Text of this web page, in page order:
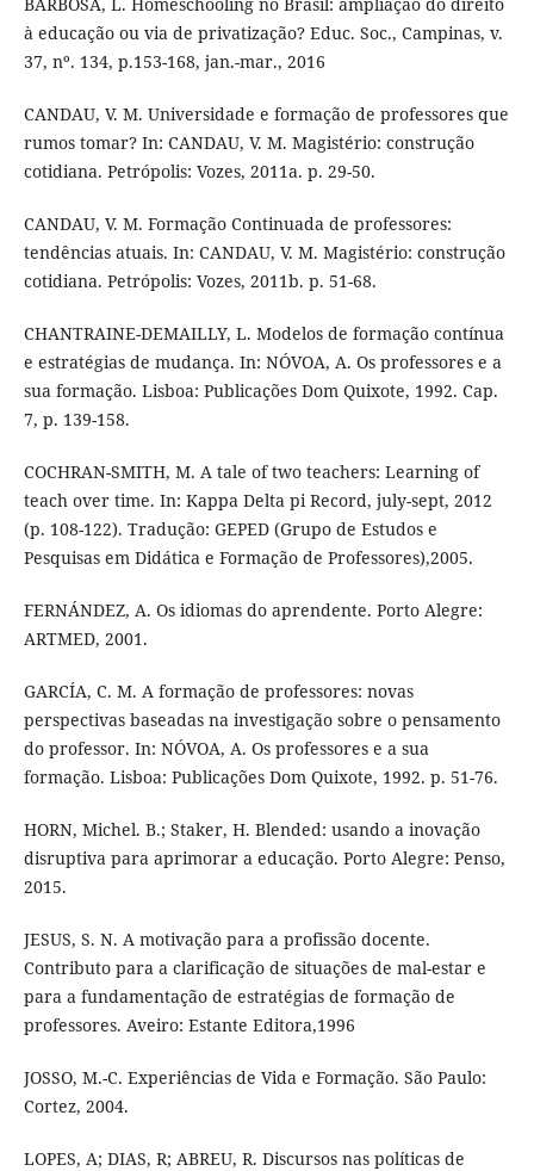
à educação ou via de privatização? Educ. Soc., Campinas, v.
37, nº. 134, p.153-168, jan.-mar., 2016
CANDAU, V. M. Universidade e formação de professores que
rumos tomar? In: CANDAU, V. M. Magistério: construção
cotidiana. Petrópolis: Vozes, 2011a. p. 29-50.
CANDAU, V. M. Formação Continuada de professores:
tendências atuais. In: CANDAU, V. M. Magistério: construção
cotidiana. Petrópolis: Vozes, 2011b. p. 51-68.
CHANTRAINE-DEMAILLY, L. Modelos de formação contínua
e estratégias de mudança. In: NÓVOA, A. Os professores e a
sua formação. Lisboa: Publicações Dom Quixote, 1992. Cap.
7, p. 139-158.
COCHRAN-SMITH, M. A tale of two teachers: Learning of
teach over time. In: Kappa Delta pi Record, july-sept, 2012
(p. 108-122). Tradução: GEPED (Grupo de Estudos e
Pesquisas em Didática e Formação de Professores),2005.
FERNÁNDEZ, A. Os idiomas do aprendente. Porto Alegre:
ARTMED, 2001.
GARCÍA, C. M. A formação de professores: novas
perspectivas baseadas na investigação sobre o pensamento
do professor. In: NÓVOA, A. Os professores e a sua
formação. Lisboa: Publicações Dom Quixote, 1992. p. 51-76.
HORN, Michel. B.; Staker, H. Blended: usando a inovação
disruptiva para aprimorar a educação. Porto Alegre: Penso,
2015.
JESUS, S. N. A motivação para a profissão docente.
Contributo para a clarificação de situações de mal-estar e
para a fundamentação de estratégias de formação de
professores. Aveiro: Estante Editora,1996
JOSSO, M.-C. Experiências de Vida e Formação. São Paulo:
Cortez, 2004.
LOPES, A; DIAS, R; ABREU, R. Discursos nas políticas de